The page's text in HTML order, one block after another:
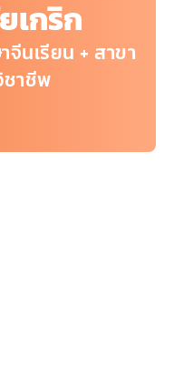
เกริก
จีนเรียน + สาขา
ชาชีพ